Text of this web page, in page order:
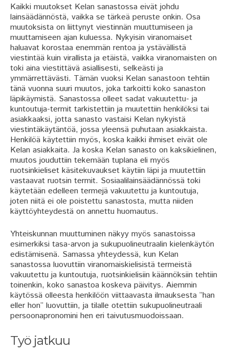
Kaikki muutokset Kelan sanastossa eivät johdu
lainsäädännöstä, vaikka se tärkeä peruste onkin. Osa
muutoksista on liittynyt viestinnän muuttumiseen ja
muuttamiseen ajan kuluessa. Nykyisin viranomaiset
haluavat korostaa enemmän rentoa ja ystävällistä
viestintää kuin virallista ja etäistä, vaikka viranomaisten on
toki aina viestittävä asiallisesti, selkeästi ja
ymmärrettävästi. Tämän vuoksi Kelan sanastoon tehtiin
tänä vuonna suuri muutos, joka tarkoitti koko sanaston
läpikäymistä. Sanastossa olleet sadat vakuutettu- ja
kuntoutuja-termit tarkistettiin ja muutettiin henkilöksi tai
asiakkaaksi, jotta sanasto vastaisi Kelan nykyistä
viestintäkäytäntöä, jossa yleensä puhutaan asiakkaista.
Henkilöä käytettiin myös, koska kaikki ihmiset eivät ole
Kelan asiakkaita. Ja koska Kelan sanasto on kaksikielinen,
muutos jouduttiin tekemään tuplana eli myös
ruotsinkieliset käsitekuvaukset käytiin läpi ja muutettiin
vastaavat ruotsin termit. Sosiaalilainsäädännössä toki
käytetään edelleen termejä vakuutettu ja kuntoutuja,
joten niitä ei ole poistettu sanastosta, mutta niiden
käyttöyhteydestä on annettu huomautus.
Yhteiskunnan muuttuminen näkyy myös sanastoissa
esimerkiksi tasa-arvon ja sukupuolineutraalin kielenkäytön
edistämisenä. Samassa yhteydessä, kun Kelan
sanastossa luovuttiin viranomaiskielisistä termeistä
vakuutettu ja kuntoutuja, ruotsinkielisiin käännöksiin tehtiin
toinenkin, koko sanastoa koskeva päivitys. Aiemmin
käytössä olleesta henkilöön viittaavasta ilmauksesta ”han
eller hon” luovuttiin, ja tilalle otettiin sukupuolineutraali
persoonapronomini hen eri taivutusmuodoissaan.
Työ jatkuu